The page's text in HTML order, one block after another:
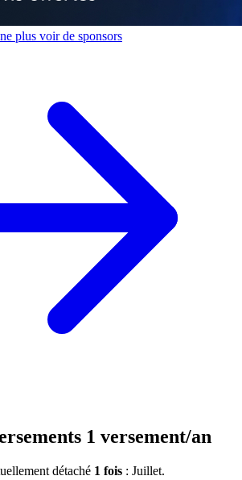
plus voir de sponsors
1 versement/an
détaché 1 fois : Juillet.